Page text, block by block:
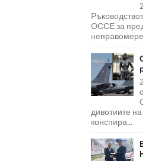
ОССЕ за
дивотиите
конспира...